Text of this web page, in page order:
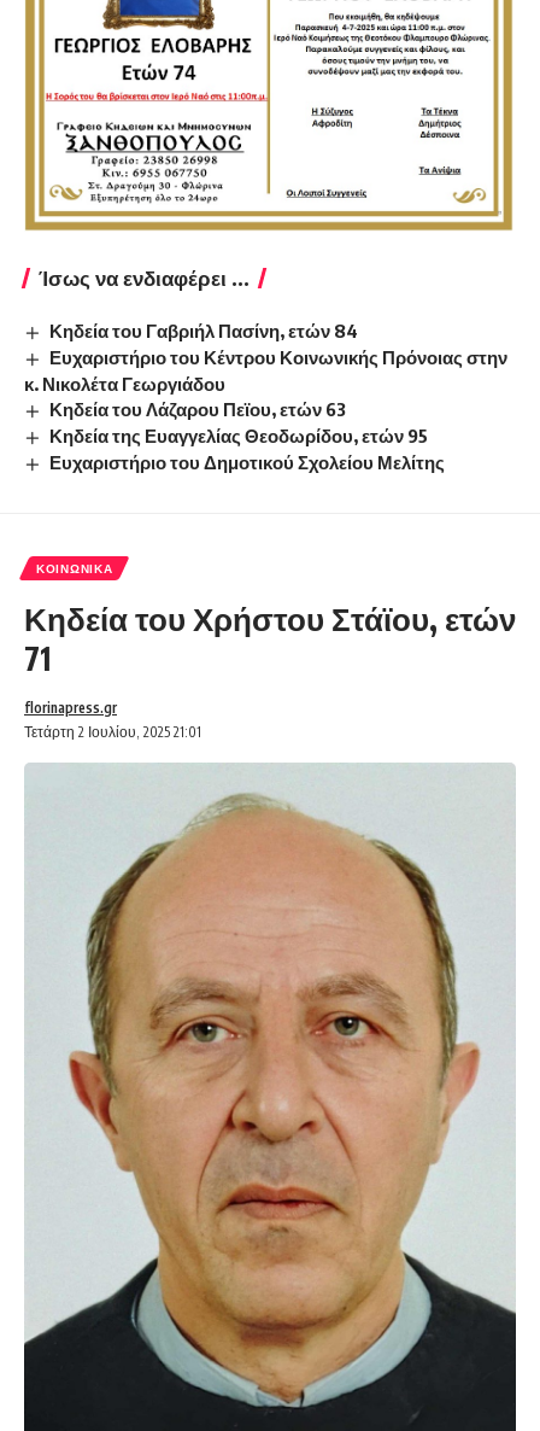
Ίσως να ενδιαφέρει ...
Κηδεία του Γαβριήλ Πασίνη, ετών 84
Ευχαριστήριο του Κέντρου Κοινωνικής Πρόνοιας στην
κ. Νικολέτα Γεωργιάδου
Κηδεία του Λάζαρου Πεϊου, ετών 63
Κηδεία της Ευαγγελίας Θεοδωρίδου, ετών 95
Ευχαριστήριο του Δημοτικού Σχολείου Μελίτης
ΚΟΙΝΩΝΙΚΆ
Κηδεία του Χρήστου Στάϊου, ετών
71
Τετάρτη 2 Ιουλίου, 2025 21:01
florinapress.gr